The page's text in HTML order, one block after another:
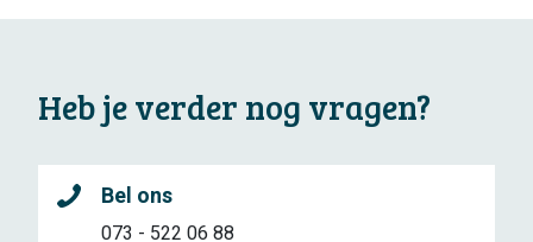
Heb je verder nog vragen?
Bel ons
073 - 522 06 88